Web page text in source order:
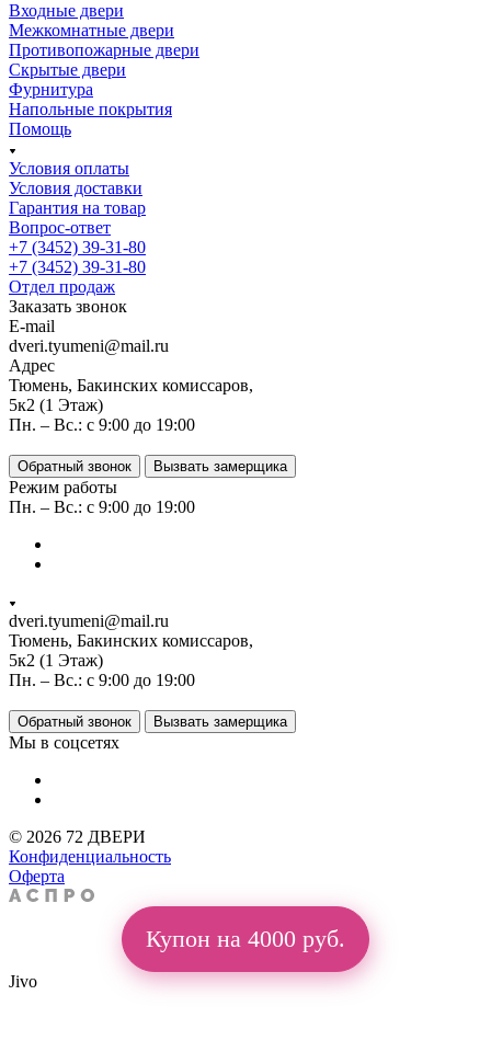
Входные двери
Межкомнатные двери
Противопожарные двери
Скрытые двери
Фурнитура
Напольные покрытия
Помощь
Условия оплаты
Условия доставки
Гарантия на товар
Вопрос-ответ
+7 (3452) 39-31-80
+7 (3452) 39-31-80
Отдел продаж
Заказать звонок
E-mail
dveri.tyumeni@mail.ru
Адрес
Тюмень, Бакинских комиссаров,
5к2 (1 Этаж)
Пн. – Вс.: с 9:00 до 19:00
Обратный звонок Вызвать замерщика
Режим работы
Пн. – Вс.: с 9:00 до 19:00
dveri.tyumeni@mail.ru
Тюмень, Бакинских комиссаров,
5к2 (1 Этаж)
Пн. – Вс.: с 9:00 до 19:00
Обратный звонок Вызвать замерщика
Мы в соцсетях
© 2026 72 ДВЕРИ
Конфиденциальность
Оферта
Купон на 4000 руб.
Jivo